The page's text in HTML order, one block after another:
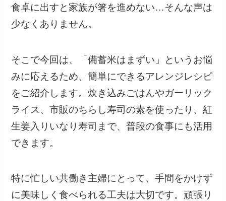
食卓に出すと家族が箸を進めない…そんな声は
少なくありません。
そこで今回は、「備蓄米はまずい」というお悩
みに応えるため、簡単にできるアレンジレシピ
をご紹介します。炊き込みごはんやガーリック
ライス、市販のちらし寿司の素を使ったり、紅
生姜入りいなり寿司まで、普段の食事にも活用
できます。
特に忙しい共働き主婦にとって、手間をかけず
に美味しく食べられる工夫は大切です。頑張り